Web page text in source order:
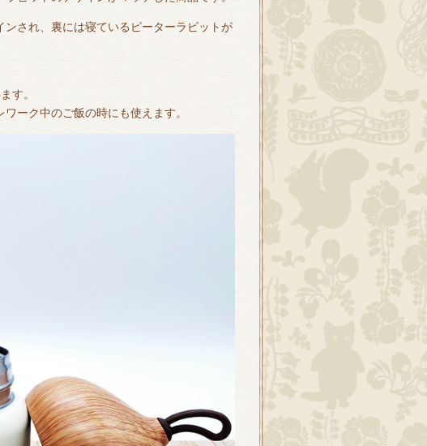
され、裏には寝ているピーターラビットが
す。
ーク中のご飯の時にも使えます。